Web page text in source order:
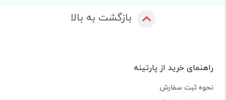
بازگشت به بالا
راهنمای خرید از پارتینه
نحوه ثبت سفارش